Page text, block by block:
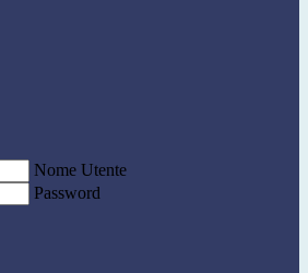
Nome Utente
Password